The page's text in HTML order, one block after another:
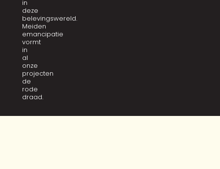
in
deze
belevingswereld.
Meiden
emancipatie
vormt
in
al
onze
projecten
de
rode
draad.